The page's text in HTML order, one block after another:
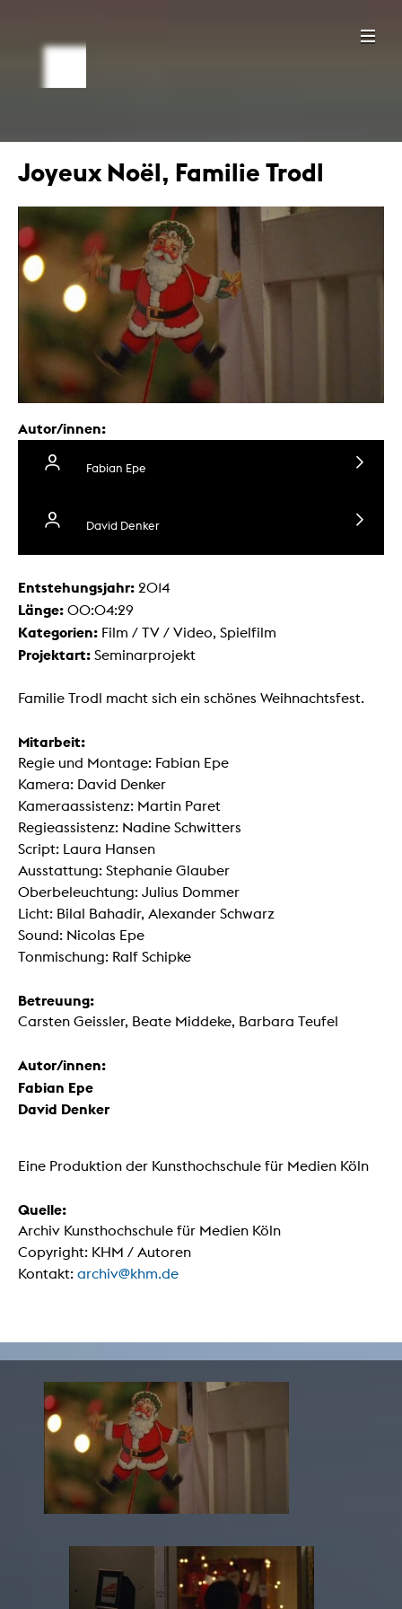
Joyeux Noël, Familie Trodl
Autor/innen:
Fabian Epe
David Denker
Entstehungsjahr: 2014
Länge: 00:04:29
Kategorien: Film / TV / Video, Spielfilm
Projektart: Seminarprojekt
Familie Trodl macht sich ein schönes Weihnachtsfest.
Mitarbeit:
Regie und Montage: Fabian Epe
Kamera: David Denker
Kameraassistenz: Martin Paret
Regieassistenz: Nadine Schwitters
Script: Laura Hansen
Ausstattung: Stephanie Glauber
Oberbeleuchtung: Julius Dommer
Licht: Bilal Bahadir, Alexander Schwarz
Sound: Nicolas Epe
Tonmischung: Ralf Schipke
Betreuung:
Carsten Geissler, Beate Middeke, Barbara Teufel
Autor/innen:
Fabian Epe
David Denker
Eine Produktion der Kunsthochschule für Medien Köln
Quelle:
Archiv Kunsthochschule für Medien Köln
Copyright: KHM / Autoren
Kontakt: archiv@khm.de